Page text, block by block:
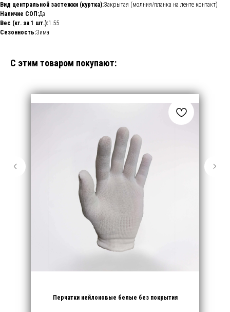
Вид центральной застежки (куртка):Закрытая (молния/планка на ленте контакт)
Наличие СОП:Да
Вес (кг. за 1 шт.):1.55
Сезонность:Зима
С этим товаром покупают:
Перчатки нейлоновые белые без покрытия